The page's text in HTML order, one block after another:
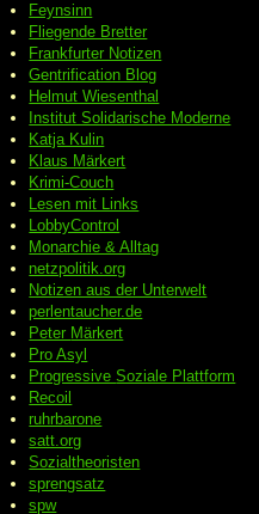
Feynsinn
Fliegende Bretter
Frankfurter Notizen
Gentrification Blog
Helmut Wiesenthal
Institut Solidarische Moderne
Katja Kulin
Klaus Märkert
Krimi-Couch
Lesen mit Links
LobbyControl
Monarchie & Alltag
netzpolitik.org
Notizen aus der Unterwelt
perlentaucher.de
Peter Märkert
Pro Asyl
ProgressiveSoziale Plattform
Recoil
ruhrbarone
satt.org
Sozialtheoristen
sprengsatz
spw